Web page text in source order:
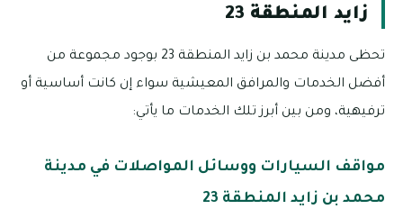
زايد المنطقة 23
تحظى مدينة محمد بن زايد المنطقة 23 بوجود مجموعة من
أفضل الخدمات والمرافق المعيشية سواء إن كانت أساسية أو
ترفيهية، ومن بين أبرز تلك الخدمات ما يأتي:
مواقف السيارات ووسائل المواصلات في مدينة
محمد بن زايد المنطقة 23